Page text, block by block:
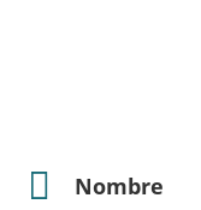
Nombre